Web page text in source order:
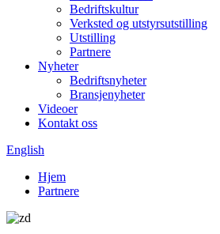
Bedriftskultur
Verksted og utstyrsutstilling
Utstilling
Partnere
Nyheter
Bedriftsnyheter
Bransjenyheter
Videoer
Kontakt oss
English
Hjem
Partnere